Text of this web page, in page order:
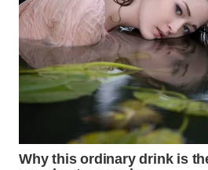
WAHANA
INFRASTRUKTUR
WAHANA
KONSUMEN
LISTRIK